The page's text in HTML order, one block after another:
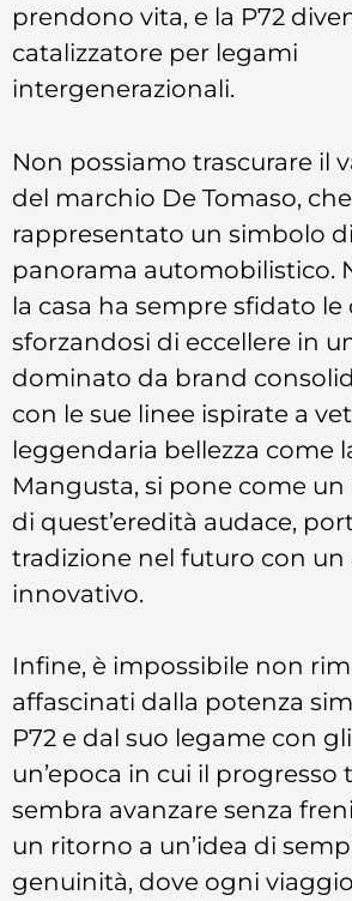
prendono vita, e la P72
catalizzatore per legami
intergenerazionali.
Non possiamo trascurare il
del marchio De Tomaso,
rappresentato un simbolo
panorama automobilistico.
la casa ha sempre sfidato
sforzandosi di eccellere in
dominato da brand
con le sue linee ispirate a
leggendaria bellezza come
Mangusta, si pone come
di quest’eredità audace,
tradizione nel futuro con un
innovativo.
Infine, è impossibile non
affascinati dalla potenza
P72 e dal suo legame con
un’epoca in cui il progresso
sembra avanzare senza
un ritorno a un’idea di
genuinità, dove ogni